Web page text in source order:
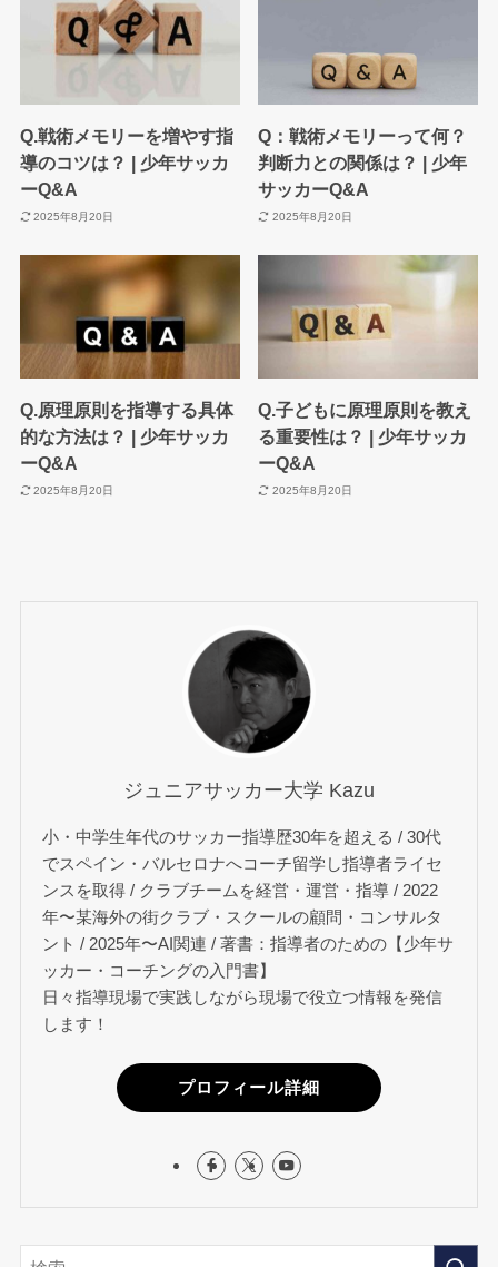
Q.戦術メモリーを増やす指
導のコツは？ | 少年サッカ
ーQ&A
2025年8月20日
Q：戦術メモリーって何？
判断力との関係は？ | 少年
サッカーQ&A
2025年8月20日
Q.原理原則を指導する具体
的な方法は？ | 少年サッカ
ーQ&A
2025年8月20日
Q.子どもに原理原則を教え
る重要性は？ | 少年サッカ
ーQ&A
2025年8月20日
ジュニアサッカー大学 Kazu
小・中学生年代のサッカー指導歴30年を超える / 30代
でスペイン・バルセロナへコーチ留学し指導者ライセ
ンスを取得 / クラブチームを経営・運営・指導 / 2022
年〜某海外の街クラブ・スクールの顧問・コンサルタ
ント / 2025年〜AI関連 / 著書：指導者のための【少年サ
ッカー・コーチングの入門書】
日々指導現場で実践しながら現場で役立つ情報を発信
します！
プロフィール詳細